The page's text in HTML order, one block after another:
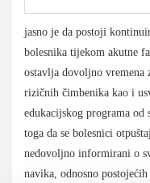
jasno je da postoji
bolesnika tijekom akutne
ostavlja dovoljno vremena
rizičnih čimbenika kao i
edukacijskog programa
toga da se bolesnici
nedovoljno informirani o
navika, odnosno